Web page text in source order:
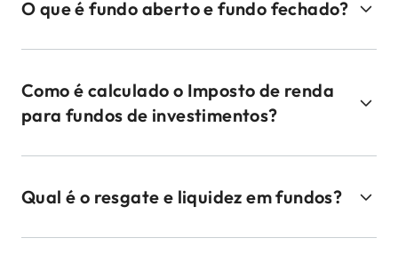
O que é fundo aberto e fundo fechado?
Como é calculado o Imposto de renda
para fundos de investimentos?
Qual é o resgate e liquidez em fundos?